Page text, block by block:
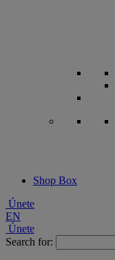
Shop Box
Únete
EN
Únete
Search for: